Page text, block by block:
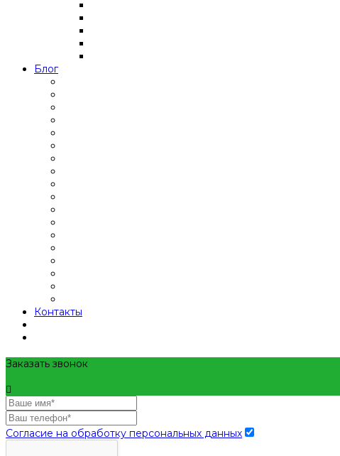
Блог
Контакты
Заказать звонок
Согласие на обработку персональных данных